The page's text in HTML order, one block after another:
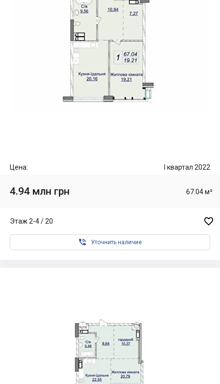
Цена: I квартал 2022
4.94 млн грн 67.04 м²
Этаж 2-4 / 20 
 Уточнить наличие